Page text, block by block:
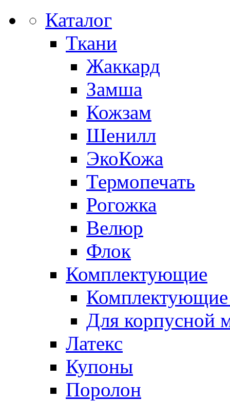
Каталог
Ткани
Жаккард
Замша
Кожзам
Шенилл
ЭкоКожа
Термопечать
Рогожка
Велюр
Флок
Комплектующие
Комплектующие
Для корпусной
Латекс
Купоны
Поролон